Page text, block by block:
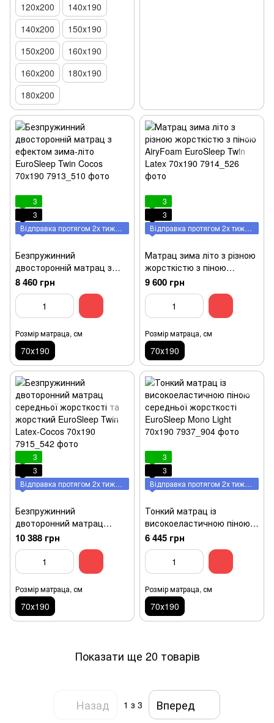
120х200
140x190
140х200
150х190
150x200
160x190
160x200
180x190
180х200
3
3
Відправка протягом 2х тижнів
Безпружинний
двосторонній матрац з
ефектом зима-літо
EuroSleep Twin Cocos
70x190
8 460 грн
Розмір матраца, см
70х190
3
3
Відправка протягом 2х тижнів
Матрац зима літо з різною
жорсткістю з піною
AiryFoam EuroSleep Twin
Latex 70x190
9 600 грн
Розмір матраца, см
70х190
3
3
Відправка протягом 2х тижнів
Безпружинний
двоторонний матрац
середньої жорсткості та
жорсткий EuroSleep Twin
Latex-Cocos 70x190
10 388 грн
Розмір матраца, см
70х190
3
3
Відправка протягом 2х тижнів
Тонкий матрац із
високоеластичною піною
середньої жорсткості
EuroSleep Mono Light
70x190
6 445 грн
Розмір матраца, см
70х190
Показати ще 20 товарів
Назад 1 з 3 Вперед